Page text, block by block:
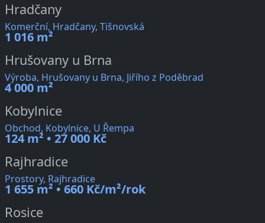
Hradčany
Komerční, Hradčany, Tišnovská
1 016 m²
Hrušovany u Brna
Výroba, Hrušovany u Brna, Jiřího z Poděbrad
4 000 m²
Kobylnice
Obchod, Kobylnice, U Řempa
124 m² • 27 000 Kč
Rajhradice
Prostory, Rajhradice
1 655 m² • 660 Kč/m²/rok
Rosice